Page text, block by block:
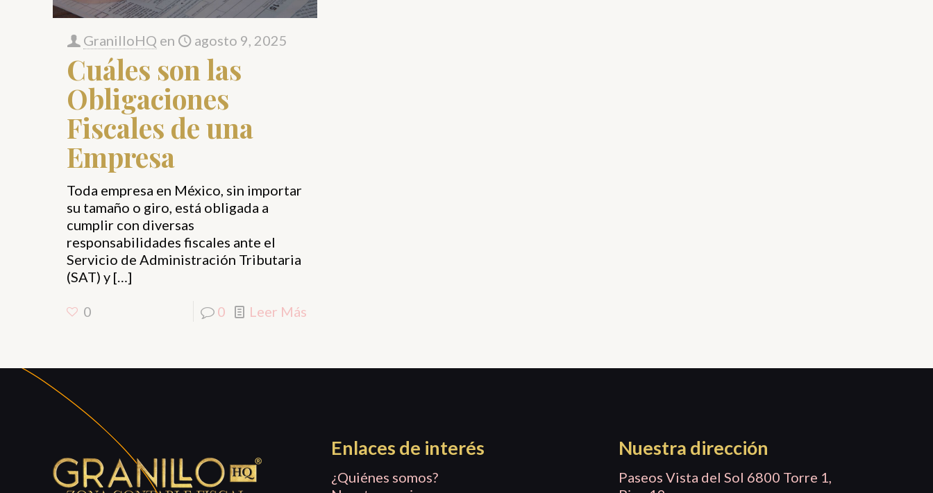
GranilloHQ en agosto 9, 2025
Cuáles son las
Obligaciones
Fiscales de una
Empresa
Toda empresa en México, sin importar
su tamaño o giro, está obligada a
cumplir con diversas
responsabilidades fiscales ante el
Servicio de Administración Tributaria
(SAT) y […]
0 0 Leer Más
Enlaces de interés
¿Quiénes somos?
Nuestra dirección
Paseos Vista del Sol 6800 Torre 1,